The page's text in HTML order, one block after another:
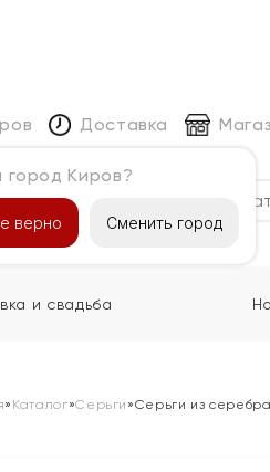
Киров?
верно Сменить город
Доставка
и свадьба
» Каталог»Серьги »Серьги из